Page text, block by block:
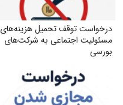
درخواست توقف تحمیل هزینه‌های
مسئولیت اجتماعی به شرکت‌های
بورسی